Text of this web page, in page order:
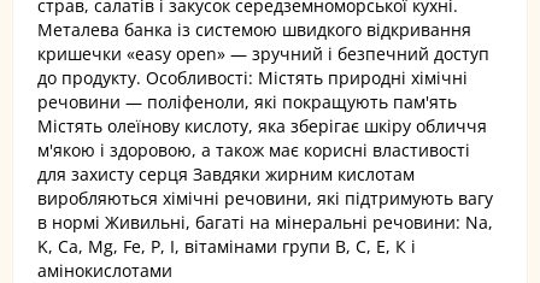
страв, салатів і закусок середземноморської кухні.
Металева банка із системою швидкого відкривання
кришечки «easy open» — зручний і безпечний доступ
до продукту. Особливості: Містять природні хімічні
речовини — поліфеноли, які покращують пам'ять
Містять олеїнову кислоту, яка зберігає шкіру обличчя
м'якою і здоровою, а також має корисні властивості
для захисту серця Завдяки жирним кислотам
виробляються хімічні речовини, які підтримують вагу
в нормі Живильні, багаті на мінеральні речовини: Na,
K, Са, Mg, Fe, P, I, вітамінами групи B, С, Е, К і
амінокислотами